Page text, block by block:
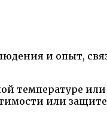
и опыт,
температуре
или защите